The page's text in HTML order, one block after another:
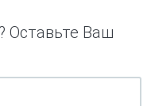
Оставьте Ваш